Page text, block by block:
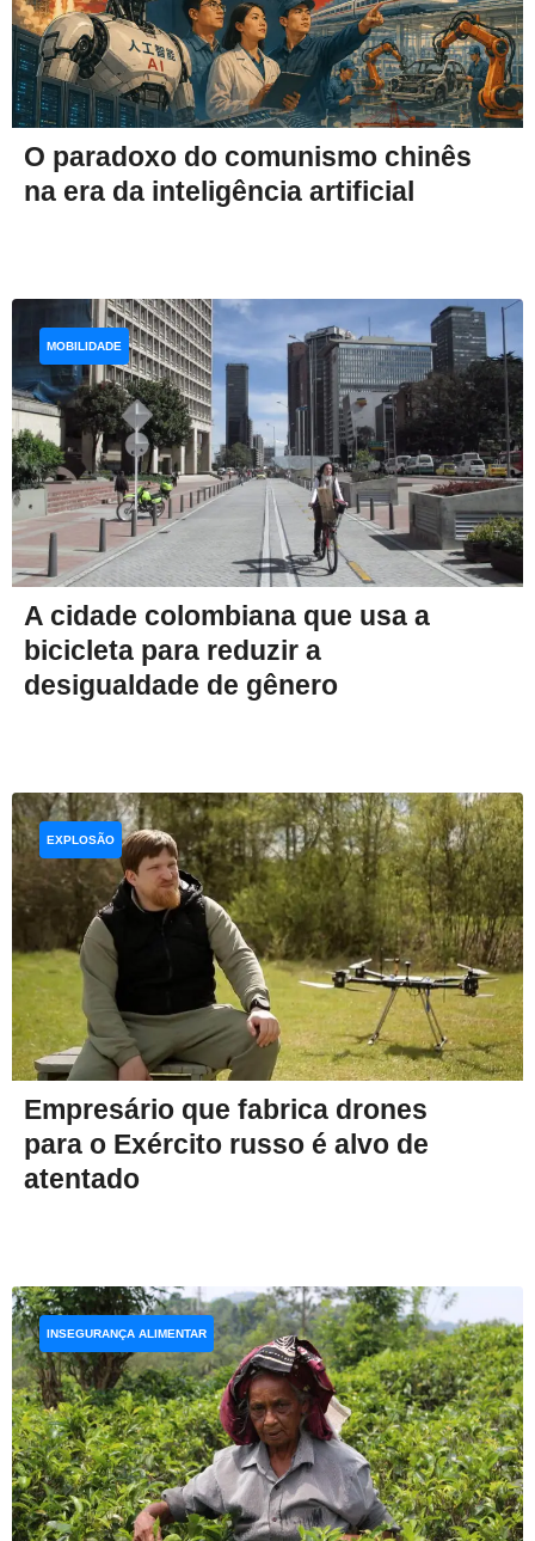
O paradoxo do comunismo chinês
na era da inteligência artificial
A cidade colombiana que usa a
bicicleta para reduzir a
desigualdade de gênero
MOBILIDADE
Empresário que fabrica drones
para o Exército russo é alvo de
atentado
EXPLOSÃO
INSEGURANÇA ALIMENTAR